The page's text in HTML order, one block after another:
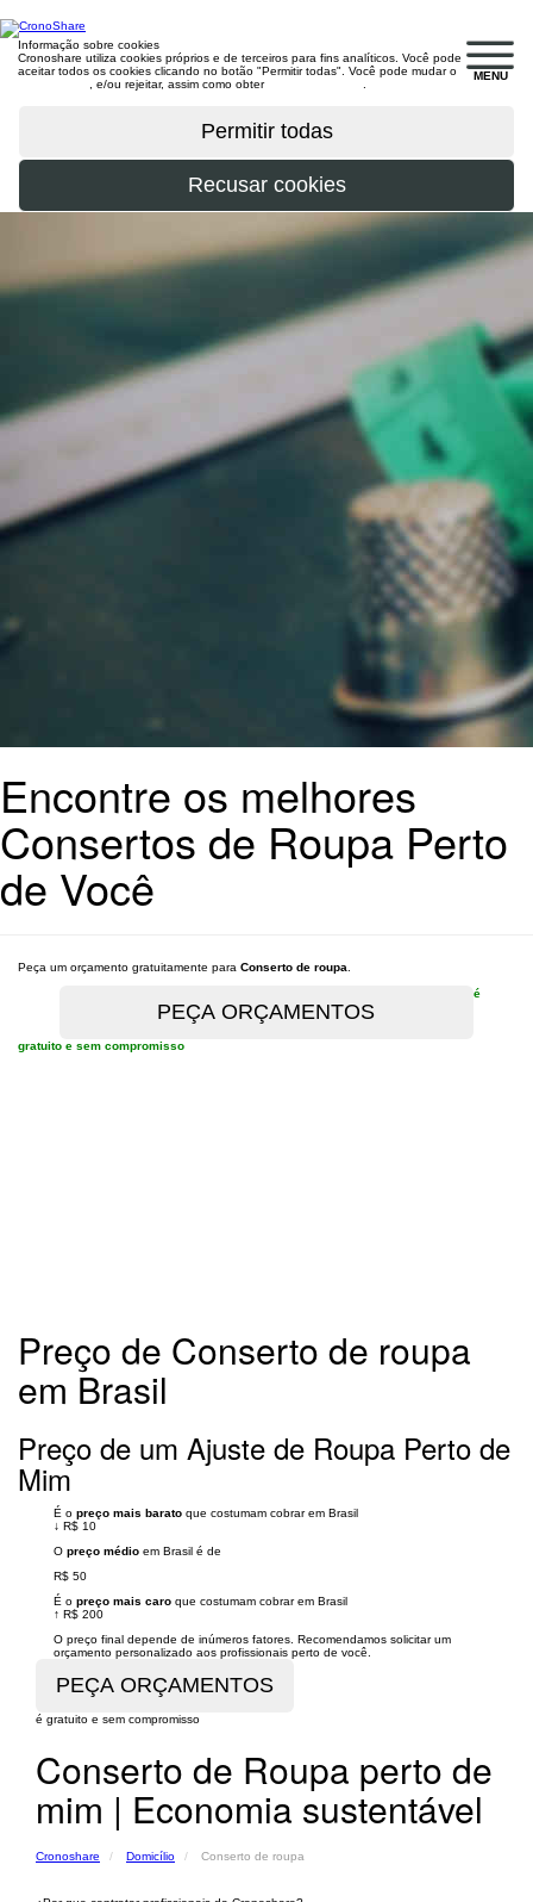
MENU
Informação sobre cookies
Cronoshare utiliza cookies próprios e de terceiros para fins analíticos. Você pode
aceitar todos os cookies clicando no botão "Permitir todas". Você pode mudar o
, e/ou rejeitar, assim como obter
Encontre os melhores
Consertos de Roupa Perto
de Você
Peça um orçamento gratuitamente para Conserto de roupa
é
gratuito e sem compromisso
Preço de Conserto de roupa
em Brasil
Preço de um Ajuste de Roupa Perto de
Mim
É o preço mais barato que costumam cobrar em Brasil
↓ R$ 10
O preço médio em Brasil é de
R$ 50
É o preço mais caro que costumam cobrar em Brasil
↑ R$ 200
O preço final depende de inúmeros fatores. Recomendamos solicitar um
orçamento personalizado aos profissionais perto de você.
é gratuito e sem compromisso
Conserto de Roupa perto de
mim | Economia sustentável
Cronoshare Domicílio Conserto de roupa